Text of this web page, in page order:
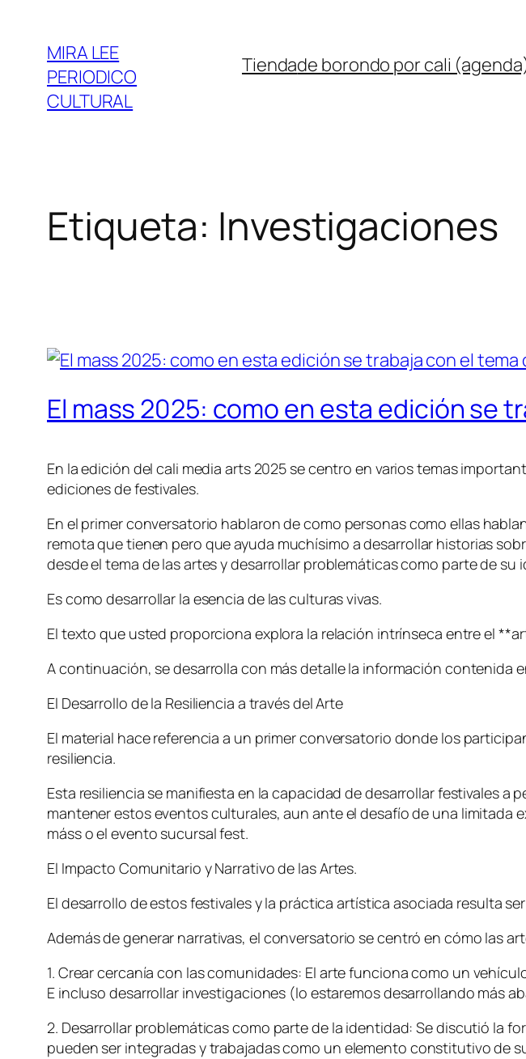
contenido
MIRA LEE
PERIODICO
CULTURAL
Tiendade borondo por cali
Etiqueta: Investigaciones
El mass 2025: como en esta edición se
En la edición del cali media arts 2025 se centro en varios temas
ediciones de festivales.
En el primer conversatorio hablaron de como personas como ellas
remota que tienen pero que ayuda muchísimo a desarrollar historias
desde el tema de las artes y desarrollar problemáticas como parte de su
Es como desarrollar la esencia de las culturas vivas.
El texto que usted proporciona explora la relación intrínseca entre el
A continuación, se desarrolla con más detalle la información contenida
El Desarrollo de la Resiliencia a través del Arte
El material hace referencia a un primer conversatorio donde los
resiliencia.
Esta resiliencia se manifiesta en la capacidad de desarrollar festivales a
mantener estos eventos culturales, aun ante el desafío de una
máss o el evento sucursal fest.
El Impacto Comunitario y Narrativo de las Artes.
El desarrollo de estos festivales y la práctica artística asociada resulta
Además de generar narrativas, el conversatorio se centró en cómo las
1. Crear cercanía con las comunidades: El arte funciona como un
E incluso desarrollar investigaciones (lo estaremos desarrollando más
2. Desarrollar problemáticas como parte de la identidad: Se discutió la
pueden ser integradas y trabajadas como un elemento constitutivo de